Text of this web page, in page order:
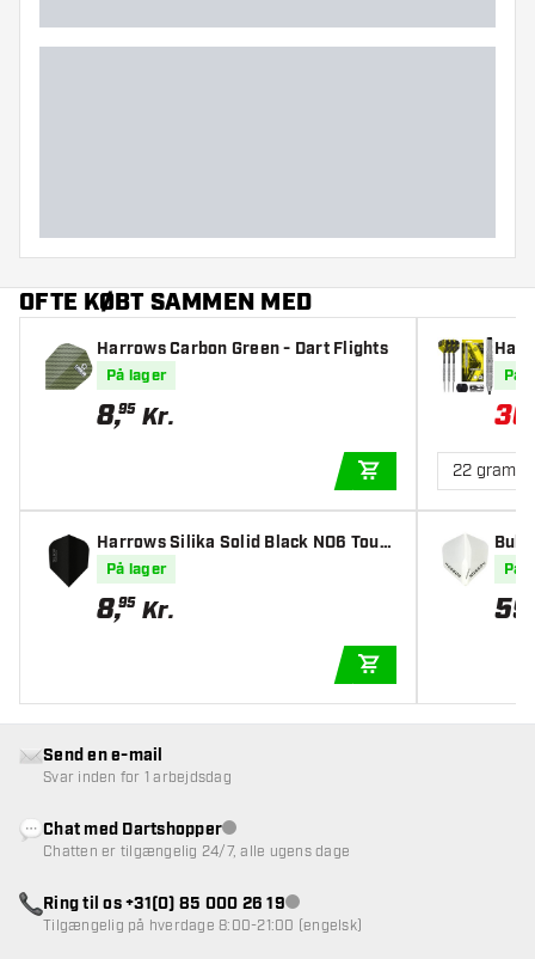
OFTE KØBT SAMMEN MED
Harrows Carbon Green - Dart Flights
På lager
8,95 Kr.
TILFØJ TIL KURV
Harrows Silika Solid Black NO6 Toug
h Crystalline Coated - Dart Flights
På lager
8,95 Kr.
0%
På
22 gram
På
59
Send en e-mail
Svar inden for 1 arbejdsdag
Chat med DartshopperKundeservice ikke tilgængelig
Chatten er tilgængelig 24/7, alle ugens dage
Ring til os +31(0) 85 000 26 19Kundeservice ikke tilgængelig
Tilgængelig på hverdage 8:00-21:00 (engelsk)